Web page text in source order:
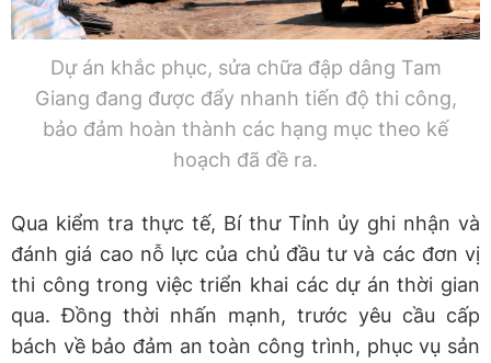
Dự án khắc phục, sửa chữa đập dâng Tam
Giang đang được đẩy nhanh tiến độ thi công,
bảo đảm hoàn thành các hạng mục theo kế
hoạch đã đề ra.
Qua kiểm tra thực tế, Bí thư Tỉnh ủy ghi nhận và
đánh giá cao nỗ lực của chủ đầu tư và các đơn vị
thi công trong việc triển khai các dự án thời gian
qua. Đồng thời nhấn mạnh, trước yêu cầu cấp
bách về bảo đảm an toàn công trình, phục vụ sản